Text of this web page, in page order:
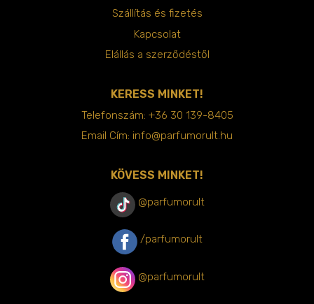
Szállítás és fizetés
Kapcsolat
Elállás a szerződéstől
KERESS MINKET!
Telefonszám: +36 30 139-8405
Email Cím: info@parfumorult.hu
KÖVESS MINKET!
@parfumorult
/parfumorult
@parfumorult